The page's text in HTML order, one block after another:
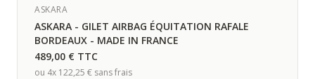
ASKARA
ASKARA - GILET AIRBAG ÉQUITATION RAFALE
BORDEAUX - MADE IN FRANCE
489,00 € TTC
ou 4x 122,25 € sans frais